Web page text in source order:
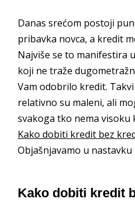
Danas srećom postoji
pribavka novca, a kredit
Najviše se to manifestira
koji ne traže
Vam odobrilo kredit.
relativno su maleni, ali
svakoga tko nema
Kako dobiti kredit bez
Objašnjavamo u nastavku
Kako dobiti kredit